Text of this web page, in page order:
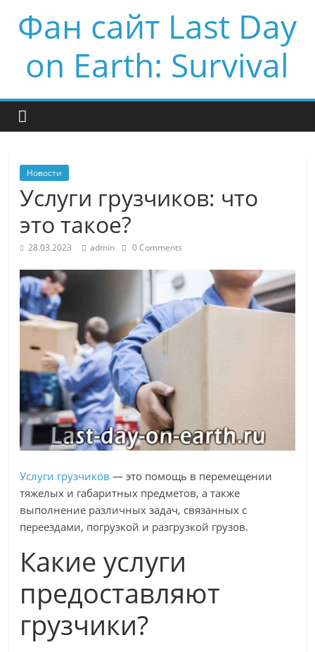
Фан сайт Last Day
on Earth: Survival
Новости
Услуги грузчиков: что
это такое?
28.03.2023 admin 0 Comments
Услуги грузчиков — это помощь в перемещении
тяжелых и габаритных предметов, а также
выполнение различных задач, связанных с
переездами, погрузкой и разгрузкой грузов.
Какие услуги
предоставляют
грузчики?